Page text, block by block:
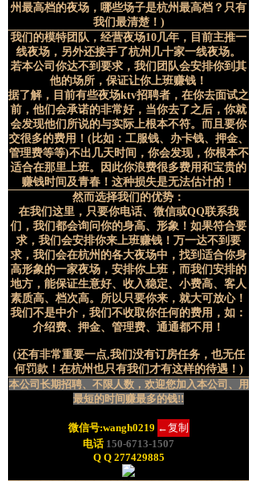
州最高档的夜场，哪些场子是杭州最高档？只有
我们最清楚！)
我们的模特团队，经营夜场10几年，目前主推一
线夜场，另外还接手了杭州几十家一线夜场。
若本公司你达不到要求，我们团队会安排你到其
他的场所，保证让你上班赚钱！
据了解，目前有些夜场ktv招聘者，在你去面试之
前，他们会承诺的非常好，当你去了之后，你就
会发现他们所说的与实际上根本不符。而且要你
交很多的费用！(比如：工服钱、办卡钱、押金、
管理费等等)不出几天时间，你会发现，你根本不
适合在那里上班。因此你浪费很多费用和宝贵的
赚钱时间及青春！这种损失是无法估计的！
然而选择我们的优势：
在我们这里，只要你电话、微信或QQ联系我
们，我们都会询问你的身高、形象！如果符合要
求，我们会安排你来上班赚钱！万一达不到要
求，我们会在杭州的各大夜场中，找到适合你身
高形象的一家夜场，安排你上班，而我们安排的
地方，能保证生意好、收入稳定、小费高、客人
素质高、档次高。所以只要你来，就大可放心！
我们不是中介，我们不收取你任何的费用，如：
介绍费、押金、管理费、通通都不用！
(还有非常重要一点,我们没有订房任务，也无任
何罚款！在杭州也只有我们才有这样的待遇！)
本公司长期招聘、不限人数，欢迎您加入本公司、用
最短的时间赚最多的钱!!
微信号:wangh0219 ←复制
电话 150-6713-1507
Q Q 277429885